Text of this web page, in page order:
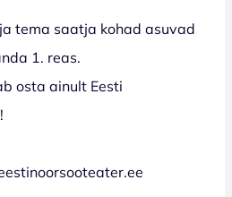
ja tema saatja kohad asuvad
1. reas.
osta ainult Eesti